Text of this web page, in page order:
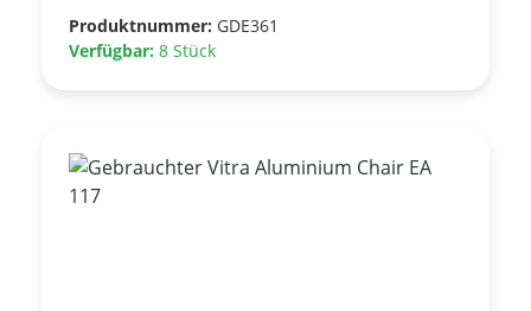
Produktnummer: GDE361
Verfügbar: 8 Stück